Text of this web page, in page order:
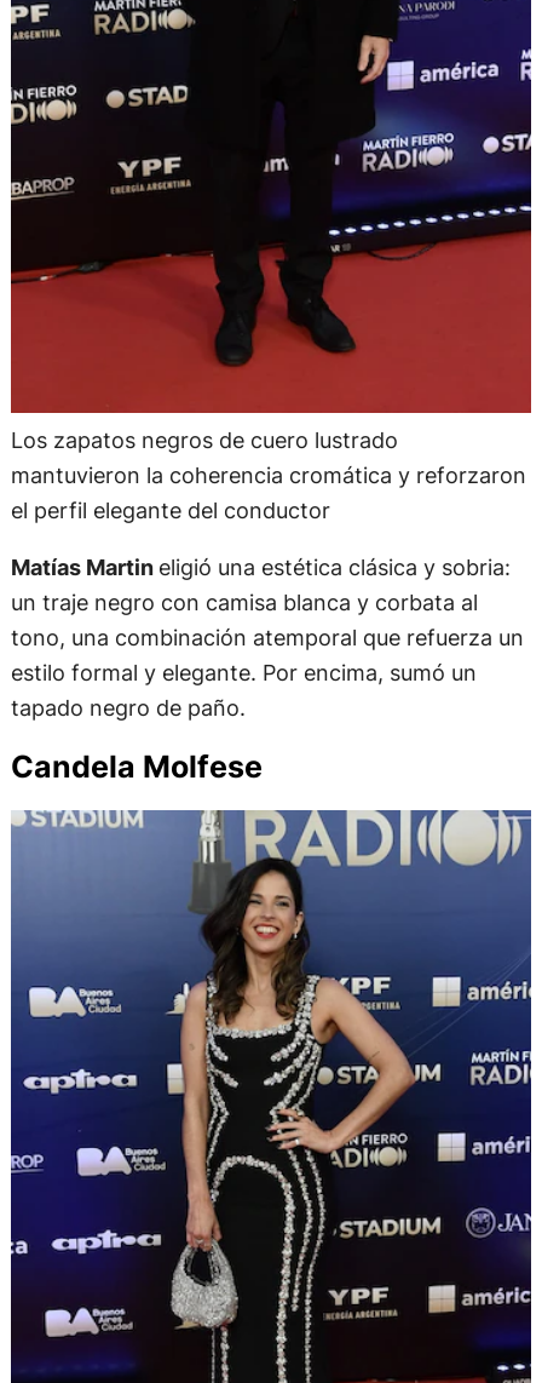
Los zapatos negros de cuero lustrado
mantuvieron la coherencia cromática y reforzaron
el perfil elegante del conductor
Matías Martin eligió una estética clásica y sobria:
un traje negro con camisa blanca y corbata al
tono, una combinación atemporal que refuerza un
estilo formal y elegante. Por encima, sumó un
tapado negro de paño.
Candela Molfese